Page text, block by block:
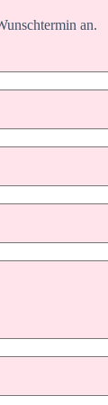
an.